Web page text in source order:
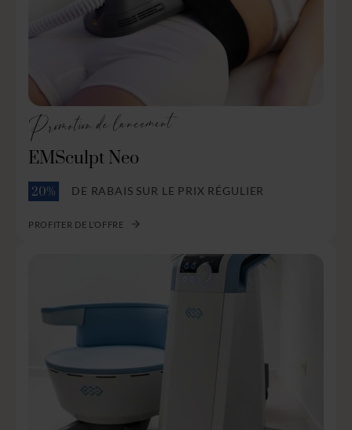
Promotion de lancement
EMSculpt Neo
20% DE RABAIS SUR LE PRIX RÉGULIER
PROFITER DE L’OFFRE